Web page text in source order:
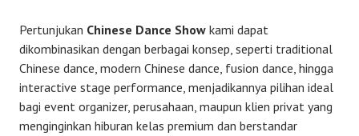
Pertunjukan Chinese Dance Show kami dapat
dikombinasikan dengan berbagai konsep, seperti traditional
Chinese dance, modern Chinese dance, fusion dance, hingga
interactive stage performance, menjadikannya pilihan ideal
bagi event organizer, perusahaan, maupun klien privat yang
menginginkan hiburan kelas premium dan berstandar